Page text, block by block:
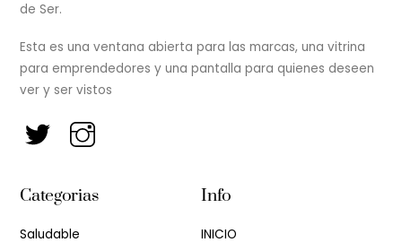
de Ser.
Esta es una ventana abierta para las marcas, una vitrina
para emprendedores y una pantalla para quienes deseen
ver y ser vistos
Categorias
Saludable
Info
INICIO